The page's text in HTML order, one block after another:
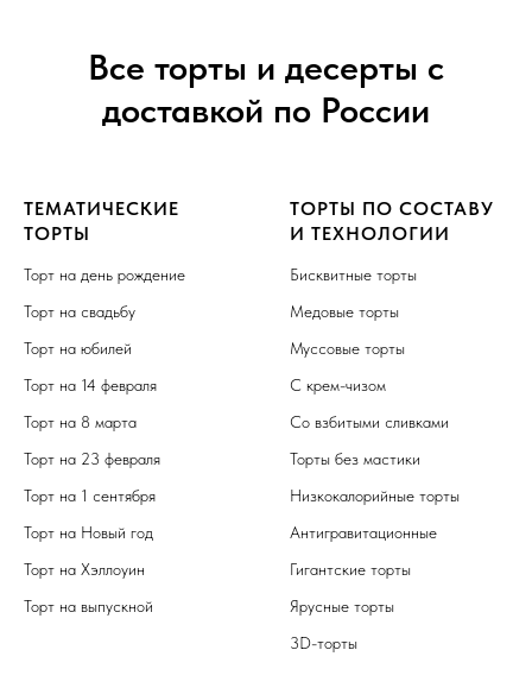
Все торты и десерты с
доставкой по России
ТЕМАТИЧЕСКИЕ
ТОРТЫ
Торт на день рождение
Торт на свадьбу
Торт на юбилей
Торт на 14 февраля
Торт на 8 марта
Торт на 23 февраля
Торт на 1 сентября
Торт на Новый год
Торт на Хэллоуин
Торт на выпускной
ТОРТЫ ПО СОСТАВУ
И ТЕХНОЛОГИИ
Бисквитные торты
Медовые торты
Муссовые торты
С крем-чизом
Со взбитыми сливками
Торты без мастики
Низкокалорийные торты
Антигравитационные
Гигантские торты
Ярусные торты
3D-торты